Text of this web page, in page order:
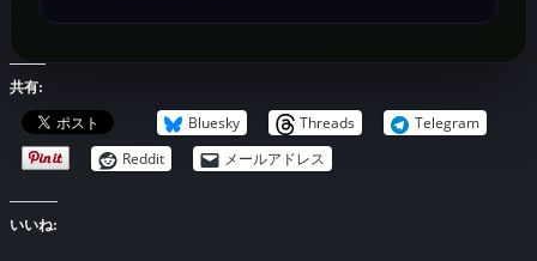
共有:
Bluesky Threads
Telegram
Reddit
メールアドレス
いいね: